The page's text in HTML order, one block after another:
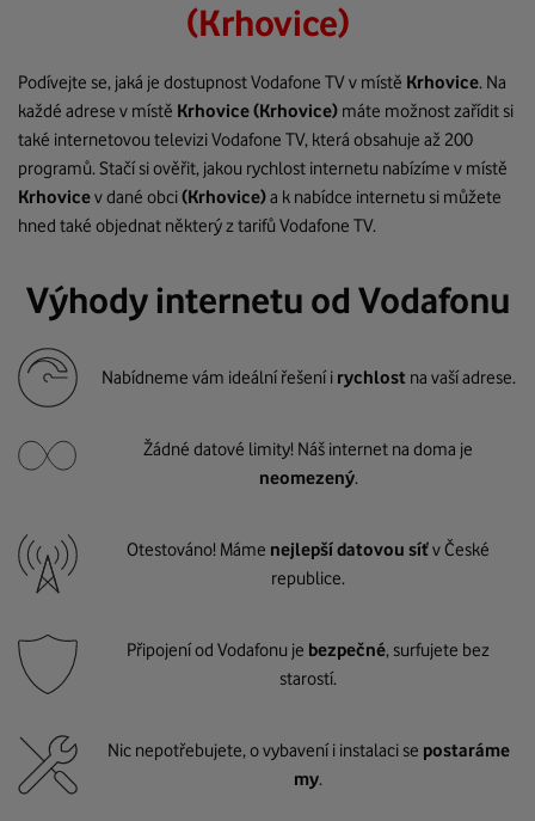
(Krhovice)
Podívejte se, jaká je dostupnost Vodafone TV v místě Krhovice. Na
každé adrese v místě Krhovice(Krhovice) máte možnost zařídit si
také internetovou televizi Vodafone TV, která obsahuje až 200
programů. Stačí si ověřit, jakou rychlost internetu nabízíme v místě
Krhovicev dané obci(Krhovice)a k nabídce internetu si můžete
hned také objednat některý z tarifů Vodafone TV.
Výhody internetu od Vodafonu
Nabídneme vám ideální řešení i rychlost na vaší adrese.
Žádné datové limity! Náš internet na doma je
neomezený.
Otestováno! Máme nejlepší datovou síťv České
republice.
Připojení od Vodafonu je bezpečné, surfujete bez
starostí.
Nic nepotřebujete, o vybavení i instalaci se postaráme
my.